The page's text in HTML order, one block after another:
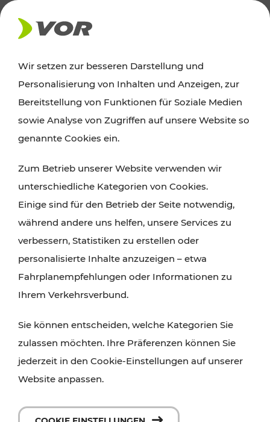
AKTUELLES
Ausflugstipps
Wien, Niederösterreich und das Burgenland
Wanderungen, Kultur und Gastronomie,
Radtouren oder purer Naturgenuss – viele
Attraktionen sind mit den Ticket- und Fahrplan-
Angeboten des VOR gut und schnell erreichbar.
Wir setzen zur besseren Darstellung und
Personalisierung von Inhalten und Anzeigen, zur
Bereitstellung von Funktionen für Soziale Medien
sowie Analyse von Zugriffen auf unsere Website so
genannte Cookies ein.
Zum Betrieb unserer Website verwenden wir
unterschiedliche Kategorien von Cookies.
Einige sind für den Betrieb der Seite notwendig,
während andere uns helfen, unsere Services zu
verbessern, Statistiken zu erstellen oder
personalisierte Inhalte anzuzeigen – etwa
Fahrplanempfehlungen oder Informationen zu
Ihrem Verkehrsverbund.
Sie können entscheiden, welche Kategorien Sie
zulassen möchten. Ihre Präferenzen können Sie
jederzeit in den Cookie-Einstellungen auf unserer
Website anpassen.